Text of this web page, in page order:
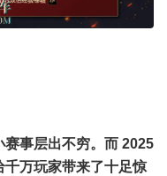
事层出不穷。而 2025
万玩家带来了十足惊